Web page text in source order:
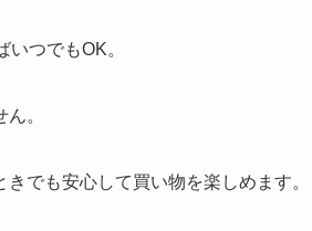
つでもOK。
。
でも安心して買い物を楽しめます。